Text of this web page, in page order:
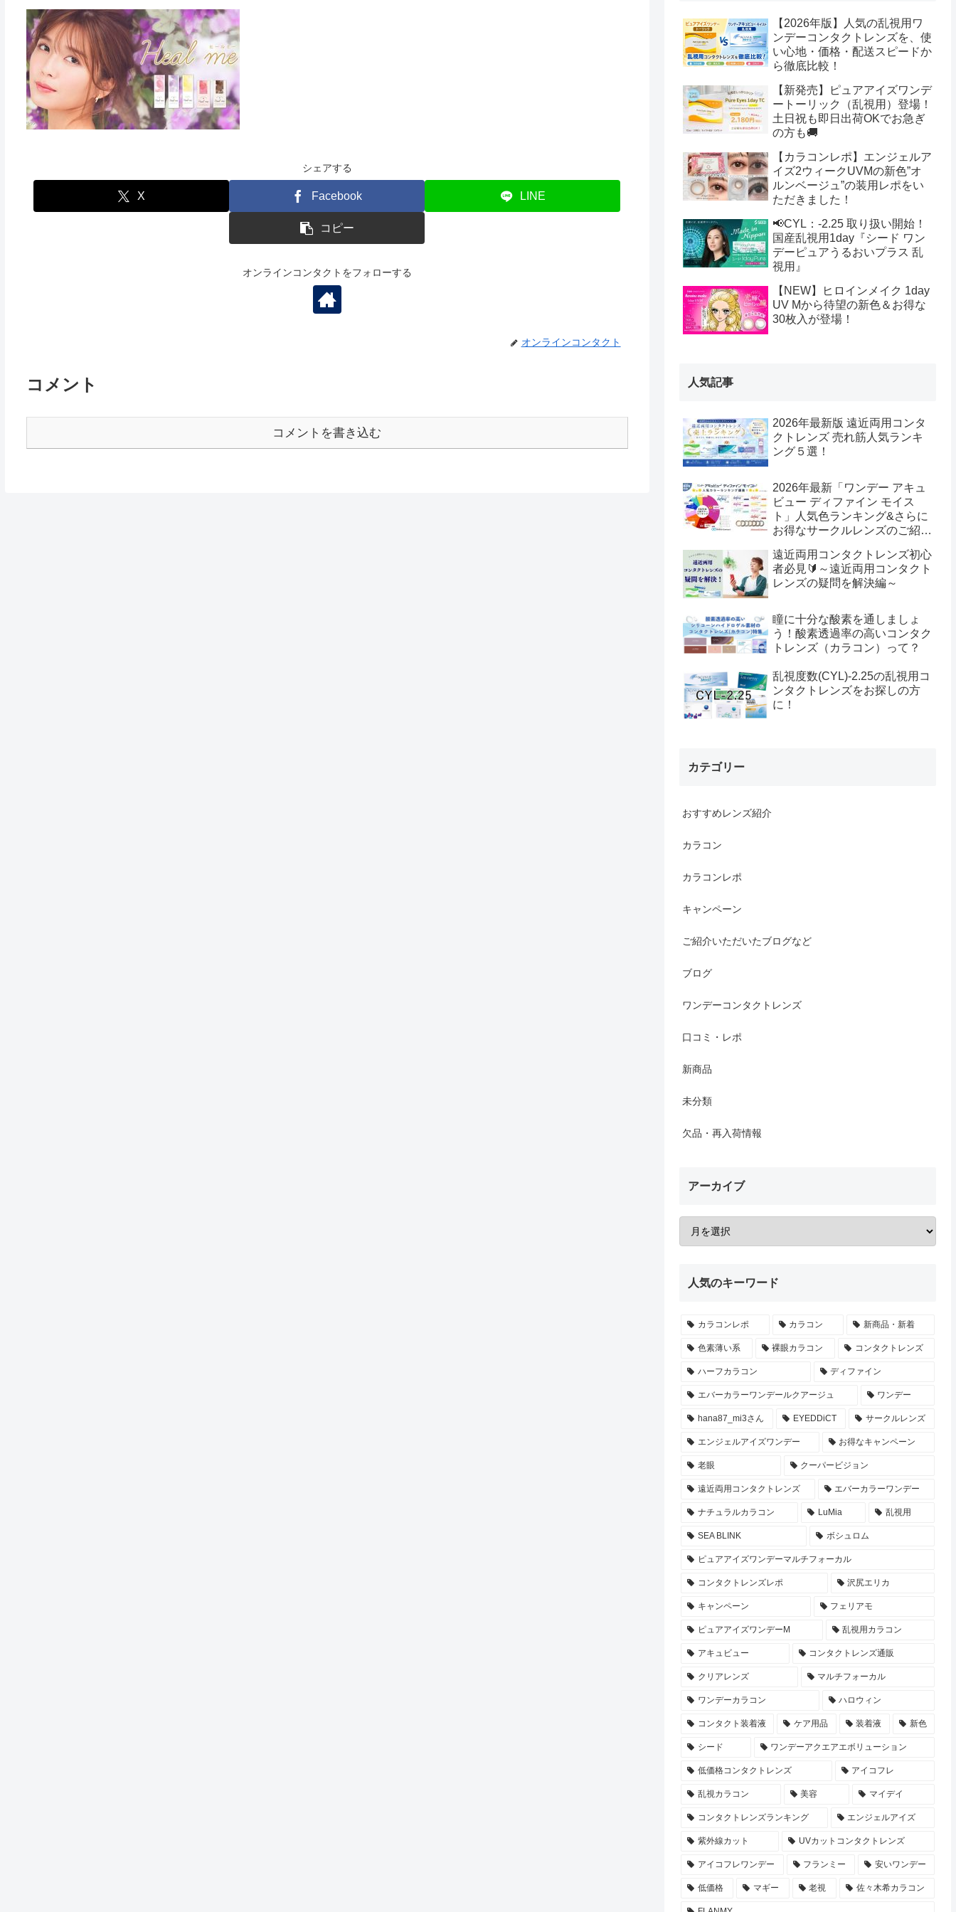
シェアする
X Facebook LINE
コピー
オンラインコンタクトをフォローする
オンラインコンタクト
コメント
コメントを書き込む
【2026年版】人気の乱視用ワ
ンデーコンタクトレンズを、使
い心地・価格・配送スピードか
ら徹底比較！
【新発売】ピュアアイズワンデ
ートーリック（乱視用）登場！
土日祝も即日出荷OKでお急ぎ
の方も🚚
【カラコンレポ】エンジェルア
イズ2ウィークUVMの新色”オ
ルンベージュ”の装用レポをい
ただきました！
📢CYL：-2.25 取り扱い開始！
国産乱視用1day『シード ワン
デーピュアうるおいプラス 乱
視用』
【NEW】ヒロインメイク 1day
UV Mから待望の新色＆お得な
30枚入が登場！
人気記事
2026年最新版 遠近両用コンタ
クトレンズ 売れ筋人気ランキ
ング５選！
2026年最新「ワンデー アキュ
ビュー ディファイン モイス
ト」人気色ランキング&さらに
お得なサークルレンズのご紹
遠近両用コンタクトレンズ初心
者必見🔰～遠近両用コンタクト
レンズの疑問を解決編～
瞳に十分な酸素を通しましょ
う！酸素透過率の高いコンタク
トレンズ（カラコン）って？
乱視度数(CYL)-2.25の乱視用コ
ンタクトレンズをお探しの方
に！
カテゴリー
おすすめレンズ紹介
カラコン
カラコンレポ
キャンペーン
ご紹介いただいたブログなど
ブログ
ワンデーコンタクトレンズ
口コミ・レポ
新商品
未分類
欠品・再入荷情報
アーカイブ
人気のキーワード
カラコンレポ カラコン 新商品・新着
色素薄い系 裸眼カラコン コンタクトレンズ
ハーフカラコン ディファイン
エバーカラーワンデールクアージュ ワンデー
hana87_mi3さん EYEDDiCT サークルレンズ
エンジェルアイズワンデー お得なキャンペーン
老眼 クーパービジョン
遠近両用コンタクトレンズ エバーカラーワンデー
ナチュラルカラコン LuMia 乱視用
SEA BLINK ボシュロム
ピュアアイズワンデーマルチフォーカル
コンタクトレンズレポ 沢尻エリカ
キャンペーン フェリアモ
ピュアアイズワンデーM 乱視用カラコン
アキュビュー コンタクトレンズ通販
クリアレンズ マルチフォーカル
ワンデーカラコン ハロウィン
コンタクト装着液 ケア用品 装着液 新色
シード ワンデーアクエアエボリューション
低価格コンタクトレンズ アイコフレ
乱視カラコン 美容 マイデイ
コンタクトレンズランキング エンジェルアイズ
紫外線カット UVカットコンタクトレンズ
アイコフレワンデー フランミー 安いワンデー
低価格 マギー 老視 佐々木希カラコン